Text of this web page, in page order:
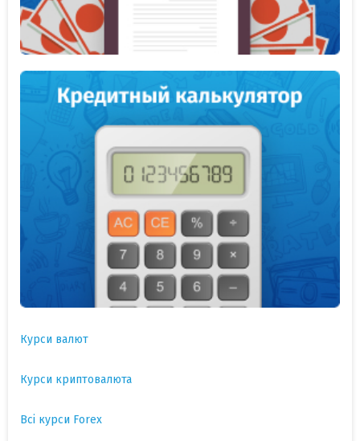
Курси валют
Курси криптовалюта
Всі курси Forex